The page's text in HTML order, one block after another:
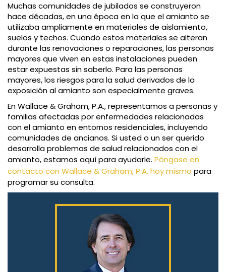
Muchas comunidades de jubilados se construyeron
hace décadas, en una época en la que el amianto se
utilizaba ampliamente en materiales de aislamiento,
suelos y techos. Cuando estos materiales se alteran
durante las renovaciones o reparaciones, las personas
mayores que viven en estas instalaciones pueden
estar expuestas sin saberlo. Para las personas
mayores, los riesgos para la salud derivados de la
exposición al amianto son especialmente graves.
En Wallace & Graham, P.A., representamos a personas y
familias afectadas por enfermedades relacionadas
con el amianto en entornos residenciales, incluyendo
comunidades de ancianos. Si usted o un ser querido
desarrolla problemas de salud relacionados con el
amianto, estamos aquí para ayudarle. Póngase en
contacto con Wallace & Graham, P.A. hoy mismo para
programar su consulta.